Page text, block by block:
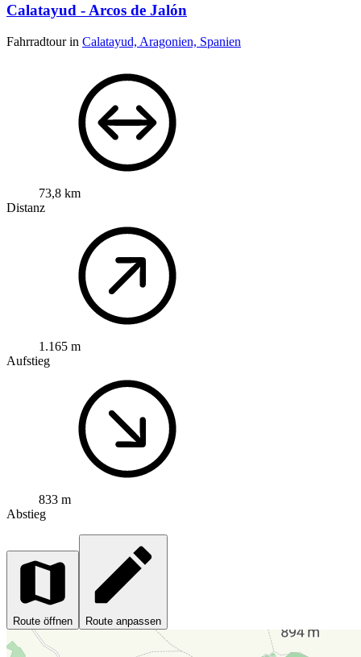
Calatayud - Arcos de Jalón
Fahrradtour in Calatayud, Aragonien, Spanien
73,8 km
Distanz
1.165 m
Aufstieg
833 m
Abstieg
Route öffnen Route anpassen